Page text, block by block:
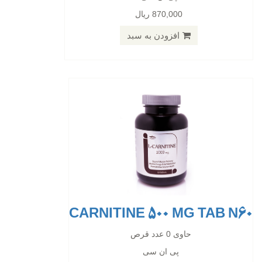
870,000 ریال
افزودن به سبد
CARNITINE 500 MG TAB N60
حاوی 0 عدد قرص
پی ان سی
پی ان سی
42,800 ریال
CLA 1600 MG